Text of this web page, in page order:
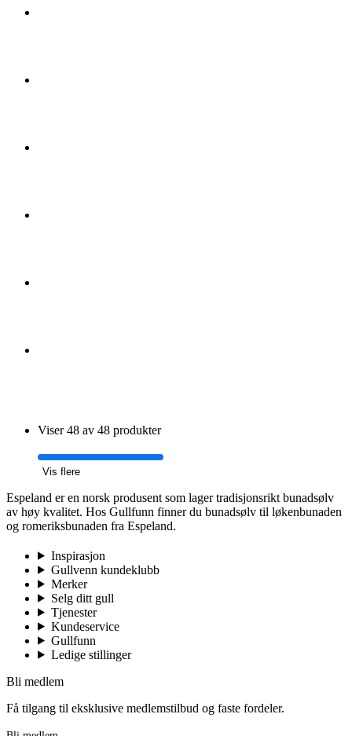
Viser 48 av 48 produkter
Vis flere
Espeland er en norsk produsent som lager tradisjonsrikt bunadsølv
av høy kvalitet. Hos Gullfunn finner du bunadsølv til løkenbunaden
og romeriksbunaden fra Espeland.
Inspirasjon
Gullvenn kundeklubb
Merker
Selg ditt gull
Tjenester
Kundeservice
Gullfunn
Ledige stillinger
Bli medlem
Få tilgang til eksklusive medlemstilbud og faste fordeler.